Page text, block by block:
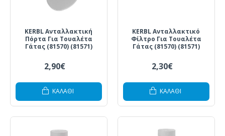
KERBL Ανταλλακτική
Πόρτα Για Τουαλέτα
Γάτας (81570) (81571)
2,90€
ΚΑΛΆΘΙ
KERBL Ανταλλακτικό
Φίλτρο Για Τουαλέτα
Γάτας (81570) (81571)
2,30€
ΚΑΛΆΘΙ